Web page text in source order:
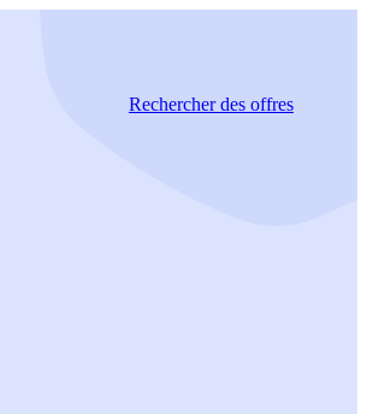
Rechercherdes offres